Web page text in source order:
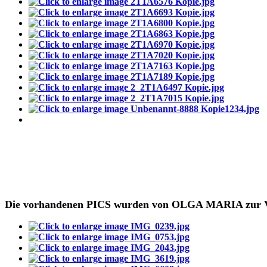
Die vorhandenen PICS wurden von OLGA MARIA zur